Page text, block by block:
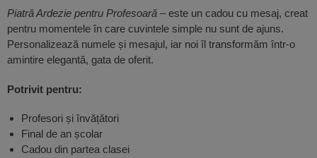
Piatră Ardezie pentru Profesoară – este un cadou cu mesaj, creat
pentru momentele în care cuvintele simple nu sunt de ajuns.
Personalizează numele și mesajul, iar noi îl transformăm într-o
amintire elegantă, gata de oferit.
Potrivit pentru:
Profesori și învățători
Final de an școlar
Cadou din partea clasei